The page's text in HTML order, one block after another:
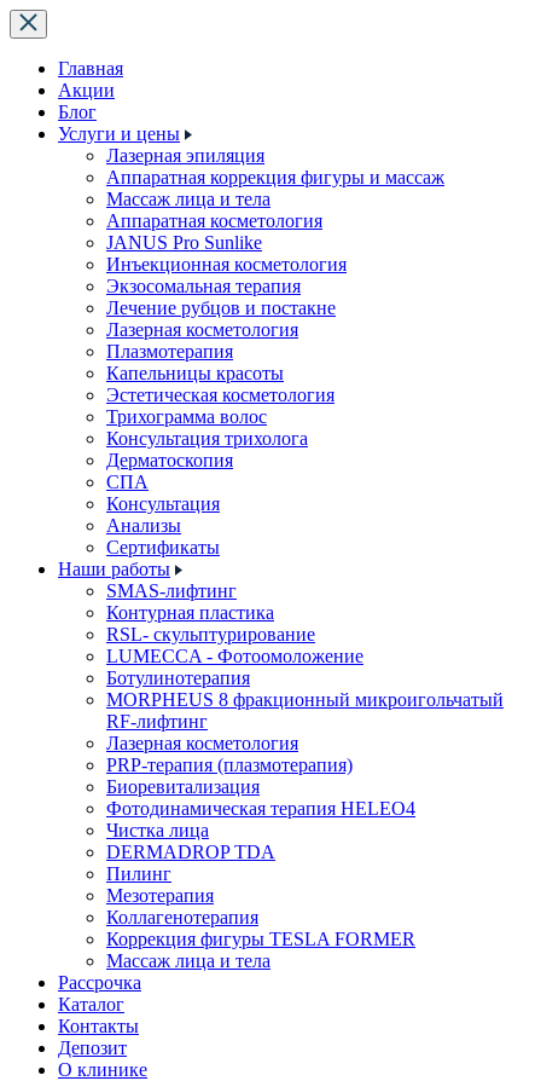
Главная
Акции
Блог
Услуги и цены
Лазерная эпиляция
Аппаратная коррекция фигуры и массаж
Массаж лица и тела
Аппаратная косметология
JANUS Pro Sunlike
Инъекционная косметология
Экзосомальная терапия
Лечение рубцов и постакне
Лазерная косметология
Плазмотерапия
Капельницы красоты
Эстетическая косметология
Трихограмма волос
Консультация трихолога
Дерматоскопия
СПА
Консультация
Анализы
Cертификаты
Наши работы
SMAS-лифтинг
Контурная пластика
RSL- скульптурирование
LUMECCA - Фотоомоложение
Ботулинотерапия
MORPHEUS 8 фракционный микроигольчатый
RF-лифтинг
Лазерная косметология
PRP-терапия (плазмотерапия)
Биоревитализация
Фотодинамическая терапия HELEO4
Чистка лица
DERMADROP TDA
Пилинг
Мезотерапия
Коллагенотерапия
Коррекция фигуры TESLA FORMER
Массаж лица и тела
Рассрочка
Каталог
Контакты
Депозит
О клинике